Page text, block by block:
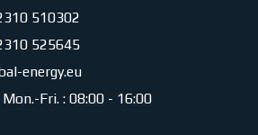
510302
525645
energy.eu
Fri. : 08:00 - 16:00